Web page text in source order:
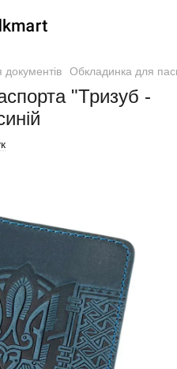
Обкладинка для
"Тризуб -